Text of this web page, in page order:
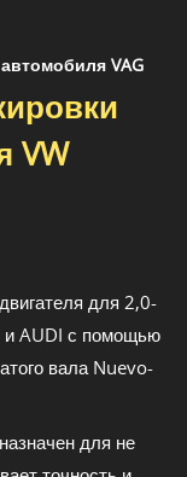
VAG
VW
для 2,0-
и AUDI с помощью
вала Nuevo-
для не